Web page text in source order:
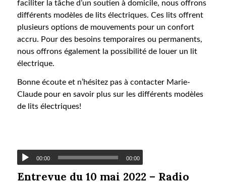
faciliter la tâche d’un soutien à domicile, nous offrons
différents modèles de lits électriques. Ces lits offrent
plusieurs options de mouvements pour un confort
accru. Pour des besoins temporaires ou permanents,
nous offrons également la possibilité de louer un lit
électrique.
Bonne écoute et n’hésitez pas à contacter Marie-
Claude pour en savoir plus sur les différents modèles
de lits électriques!
00:00 00:00
Entrevue du 10 mai 2022 – Radio